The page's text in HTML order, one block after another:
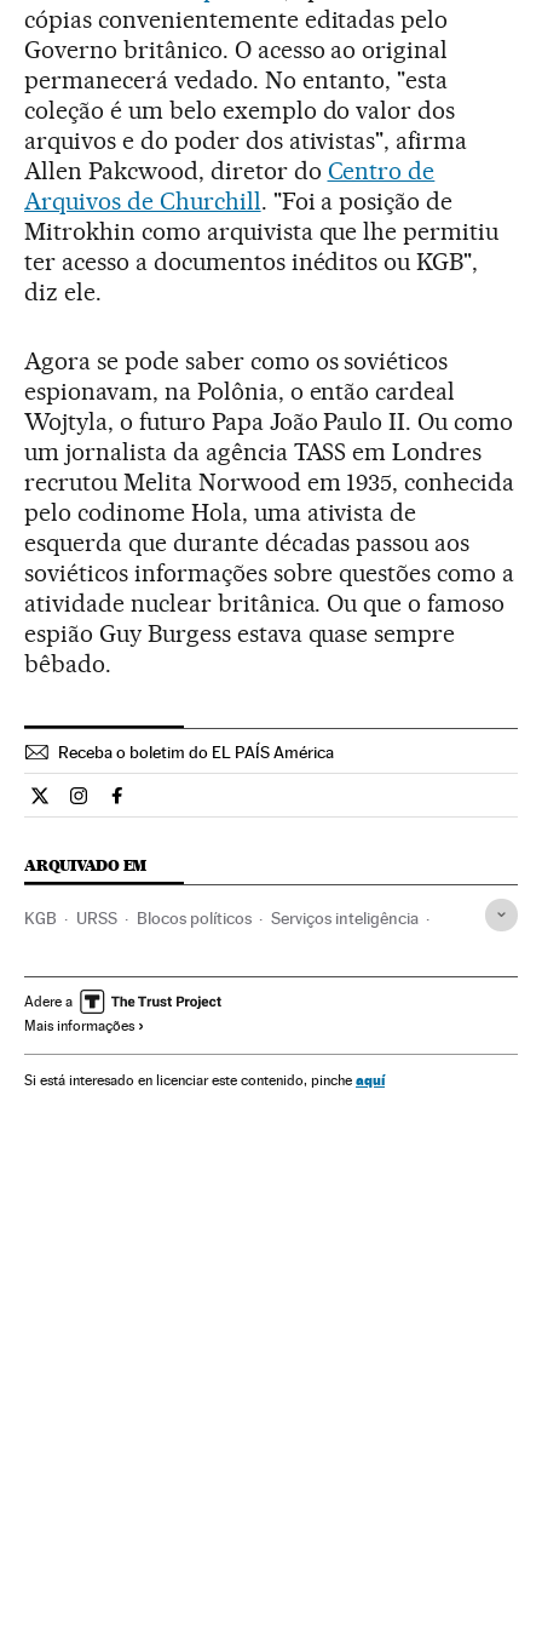
cópias convenientemente editadas pelo
Governo britânico. O acesso ao original
permanecerá vedado. No entanto, "esta
coleção é um belo exemplo do valor dos
arquivos e do poder dos ativistas", afirma
Allen Pakcwood, diretor do Centro de
Arquivos de Churchill. "Foi a posição de
Mitrokhin como arquivista que lhe permitiu
ter acesso a documentos inéditos ou KGB",
diz ele.
Agora se pode saber como os soviéticos
espionavam, na Polônia, o então cardeal
Wojtyla, o futuro Papa João Paulo II. Ou como
um jornalista da agência TASS em Londres
recrutou Melita Norwood em 1935, conhecida
pelo codinome Hola, uma ativista de
esquerda que durante décadas passou aos
soviéticos informações sobre questões como a
atividade nuclear britânica. Ou que o famoso
espião Guy Burgess estava quase sempre
bêbado.
Receba o boletim do EL PAÍS América
Internacional El País Brasil en Twitter
Internacional El País Brasil en Instagram
Internacional El País Brasil en Facebook
ARQUIVADO EM
KGB URSS Blocos políticos Serviços inteligência
Segurança nacional Europa Ocidental
Europa Defesa
Adere a
Mais informações
Si está interesado en licenciar este contenido, pinche aquí